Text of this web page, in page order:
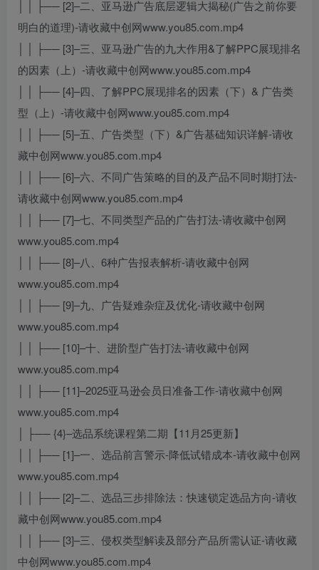
│ │ ├── [2]–二、亚马逊广告底层逻辑大揭秘(广告之前你要
明白的道理)-请收藏中创网www.you85.com.mp4
│ │ ├── [3]–三、亚马逊广告的九大作用&了解PPC展现排名
的因素（上）-请收藏中创网www.you85.com.mp4
│ │ ├── [4]–四、了解PPC展现排名的因素（下）& 广告类
型（上）-请收藏中创网www.you85.com.mp4
│ │ ├── [5]–五、广告类型（下）&广告基础知识详解-请收
藏中创网www.you85.com.mp4
│ │ ├── [6]–六、不同广告策略的目的及产品不同时期打法-
请收藏中创网www.you85.com.mp4
│ │ ├── [7]–七、不同类型产品的广告打法-请收藏中创网
www.you85.com.mp4
│ │ ├── [8]–八、6种广告报表解析-请收藏中创网
www.you85.com.mp4
│ │ ├── [9]–九、广告疑难杂症及优化-请收藏中创网
www.you85.com.mp4
│ │ ├── [10]–十、进阶型广告打法-请收藏中创网
www.you85.com.mp4
│ │ ├── [11]–2025亚马逊会员日准备工作-请收藏中创网
www.you85.com.mp4
│ ├── {4}–选品系统课程第二期【11月25更新】
│ │ ├── [1]–一、选品前言警示-降低试错成本-请收藏中创网
www.you85.com.mp4
│ │ ├── [2]–二、选品三步排除法：快速锁定选品方向-请收
藏中创网www.you85.com.mp4
│ │ ├── [3]–三、侵权类型解读及部分产品所需认证-请收藏
中创网www.you85.com.mp4